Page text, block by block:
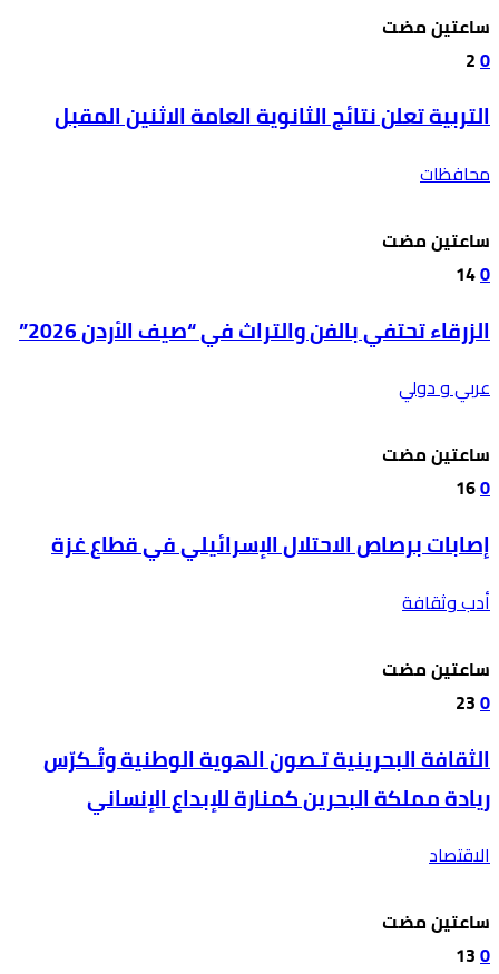
‫‫‫‏‫ساعتين مضت‬
0
2
التربية تعلن نتائج الثانوية العامة الاثنين المقبل
محافظات
‫‫‫‏‫ساعتين مضت‬
0
14
الزرقاء تحتفي بالفن والتراث في “صيف الأردن 2026”
عربي و دولي
‫‫‫‏‫ساعتين مضت‬
0
16
إصابات برصاص الاحتلال الإسرائيلي في قطاع غزة
أدب وثقافة
‫‫‫‏‫ساعتين مضت‬
0
23
الثقافة البحرينية تـصون الهوية الوطنية وتُـكرّس
ريادة مملكة البحرين كمنارة للإبداع الإنساني
الاقتصاد
‫‫‫‏‫ساعتين مضت‬
0
13